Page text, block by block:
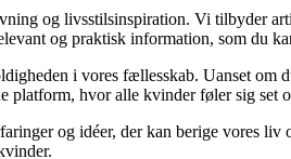
og livsstilsinspiration. Vi tilbyder
og praktisk information, som du
i vores fællesskab. Uanset
platform, hvor alle kvinder føler sig set
og idéer, der kan berige vores